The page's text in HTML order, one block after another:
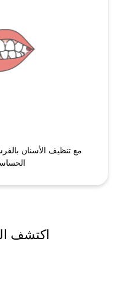
مع تنظيف الأسنان
اكتشف